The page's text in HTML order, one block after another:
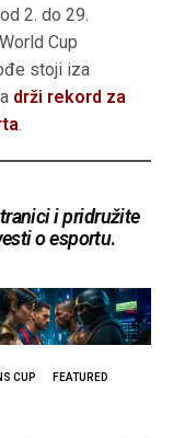
2. do 29.
Cup
stoji iza
drži rekord za
.
i pridružite
o esportu.
CUP FEATURED